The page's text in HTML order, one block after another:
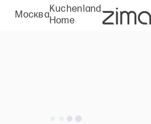
Москва
Kuchenland
Home